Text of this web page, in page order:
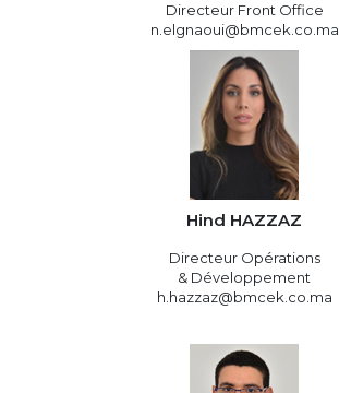
Directeur Front Office
n.elgnaoui@bmcek.co.ma
Hind HAZZAZ
Directeur Opérations
& Développement
h.hazzaz@bmcek.co.ma